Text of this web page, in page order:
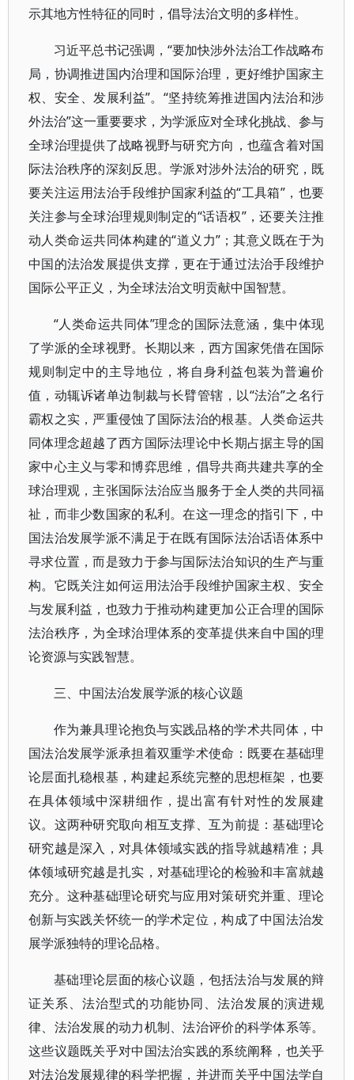
示其地方性特征的同时，倡导法治文明的多样性。
习近平总书记强调，“要加快涉外法治工作战略布
局，协调推进国内治理和国际治理，更好维护国家主
权、安全、发展利益”。“坚持统筹推进国内法治和涉
外法治”这一重要要求，为学派应对全球化挑战、参与
全球治理提供了战略视野与研究方向，也蕴含着对国
际法治秩序的深刻反思。学派对涉外法治的研究，既
要关注运用法治手段维护国家利益的“工具箱”，也要
关注参与全球治理规则制定的“话语权”，还要关注推
动人类命运共同体构建的“道义力”；其意义既在于为
中国的法治发展提供支撑，更在于通过法治手段维护
国际公平正义，为全球法治文明贡献中国智慧。
“人类命运共同体”理念的国际法意涵，集中体现
了学派的全球视野。长期以来，西方国家凭借在国际
规则制定中的主导地位，将自身利益包装为普遍价
值，动辄诉诸单边制裁与长臂管辖，以“法治”之名行
霸权之实，严重侵蚀了国际法治的根基。人类命运共
同体理念超越了西方国际法理论中长期占据主导的国
家中心主义与零和博弈思维，倡导共商共建共享的全
球治理观，主张国际法治应当服务于全人类的共同福
祉，而非少数国家的私利。在这一理念的指引下，中
国法治发展学派不满足于在既有国际法治话语体系中
寻求位置，而是致力于参与国际法治知识的生产与重
构。它既关注如何运用法治手段维护国家主权、安全
与发展利益，也致力于推动构建更加公正合理的国际
法治秩序，为全球治理体系的变革提供来自中国的理
论资源与实践智慧。
三、中国法治发展学派的核心议题
作为兼具理论抱负与实践品格的学术共同体，中
国法治发展学派承担着双重学术使命：既要在基础理
论层面扎稳根基，构建起系统完整的思想框架，也要
在具体领域中深耕细作，提出富有针对性的发展建
议。这两种研究取向相互支撑、互为前提：基础理论
研究越是深入，对具体领域实践的指导就越精准；具
体领域研究越是扎实，对基础理论的检验和丰富就越
充分。这种基础理论研究与应用对策研究并重、理论
创新与实践关怀统一的学术定位，构成了中国法治发
展学派独特的理论品格。
基础理论层面的核心议题，包括法治与发展的辩
证关系、法治型式的功能协同、法治发展的演进规
律、法治发展的动力机制、法治评价的科学体系等。
这些议题既关乎对中国法治实践的系统阐释，也关乎
对法治发展规律的科学把握，并进而关乎中国法学自